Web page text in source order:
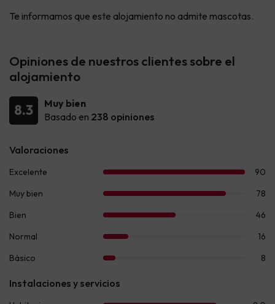
Te informamos que este alojamiento no admite mascotas.
Opiniones de nuestros clientes sobre el
alojamiento
8.3
Muy bien
Basado en 238 opiniones